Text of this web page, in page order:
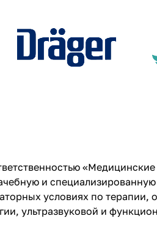
«Медицинские
и
условиях по терапии,
ультразвуковой и